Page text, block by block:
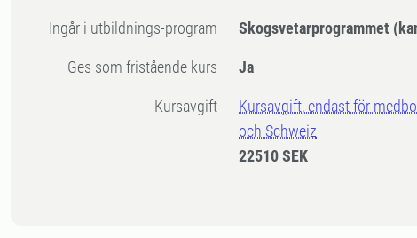
Ingår i utbildnings-program Skogsvetarprogrammet
Ges som fristående kurs Ja
Kursavgift
Kursavgift, endast för
och Schweiz
22510 SEK